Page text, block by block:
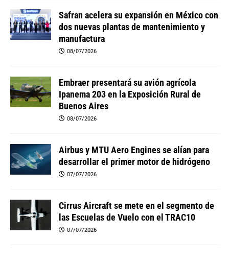
Safran acelera su expansión en México con
dos nuevas plantas de mantenimiento y
manufactura
08/07/2026
Embraer presentará su avión agrícola
Ipanema 203 en la Exposición Rural de
Buenos Aires
08/07/2026
Airbus y MTU Aero Engines se alían para
desarrollar el primer motor de hidrógeno
07/07/2026
Cirrus Aircraft se mete en el segmento de
las Escuelas de Vuelo con el TRAC10
07/07/2026